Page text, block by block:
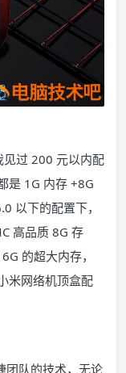
见过 200 元以内配
是 1G 内存 +8G
以下的配置下，
高品质 8G 存
的超大内存，
米网络机顶盒配
团队的技术，无论